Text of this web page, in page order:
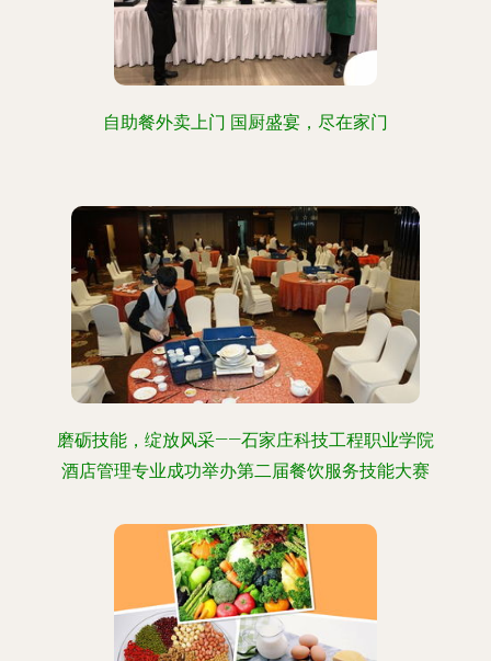
自助餐外卖上门 国厨盛宴，尽在家门
磨砺技能，绽放风采——石家庄科技工程职业学院
酒店管理专业成功举办第二届餐饮服务技能大赛